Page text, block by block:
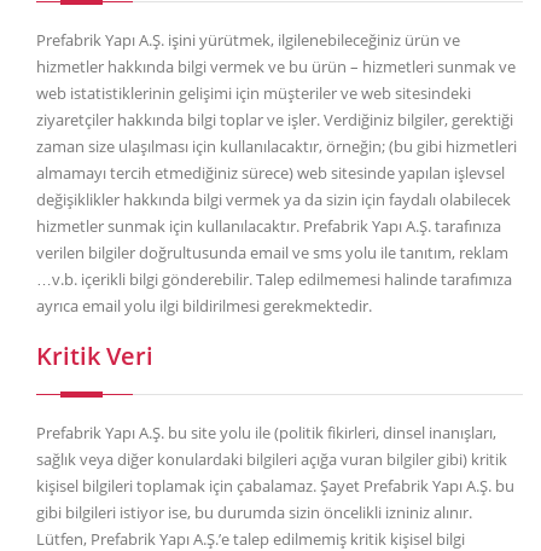
Prefabrik Yapı A.Ş. işini yürütmek, ilgilenebileceğiniz ürün ve
hizmetler hakkında bilgi vermek ve bu ürün – hizmetleri sunmak ve
web istatistiklerinin gelişimi için müşteriler ve web sitesindeki
ziyaretçiler hakkında bilgi toplar ve işler. Verdiğiniz bilgiler, gerektiği
zaman size ulaşılması için kullanılacaktır, örneğin; (bu gibi hizmetleri
almamayı tercih etmediğiniz sürece) web sitesinde yapılan işlevsel
değişiklikler hakkında bilgi vermek ya da sizin için faydalı olabilecek
hizmetler sunmak için kullanılacaktır. Prefabrik Yapı A.Ş. tarafınıza
verilen bilgiler doğrultusunda email ve sms yolu ile tanıtım, reklam
…v.b. içerikli bilgi gönderebilir. Talep edilmemesi halinde tarafımıza
ayrıca email yolu ilgi bildirilmesi gerekmektedir.
Kritik Veri
Prefabrik Yapı A.Ş. bu site yolu ile (politik fikirleri, dinsel inanışları,
sağlık veya diğer konulardaki bilgileri açığa vuran bilgiler gibi) kritik
kişisel bilgileri toplamak için çabalamaz. Şayet Prefabrik Yapı A.Ş. bu
gibi bilgileri istiyor ise, bu durumda sizin öncelikli izniniz alınır.
Lütfen, Prefabrik Yapı A.Ş.’e talep edilmemiş kritik kişisel bilgi